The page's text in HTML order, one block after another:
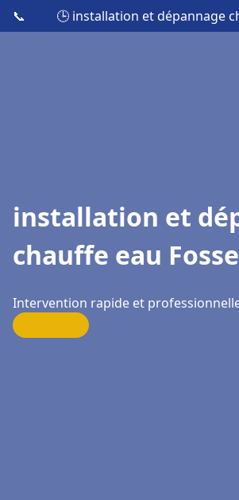
📞 🕒 installation et dépannage
installation et
chauffe eau
Intervention rapide et professionnelle